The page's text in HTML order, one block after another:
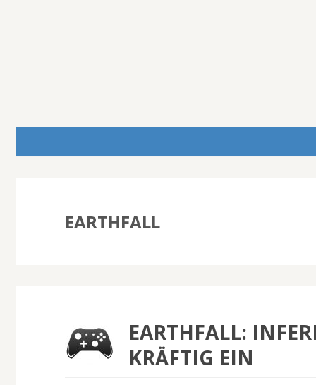
EARTHFALL
EARTHFALL:
KRÄFTIG EIN